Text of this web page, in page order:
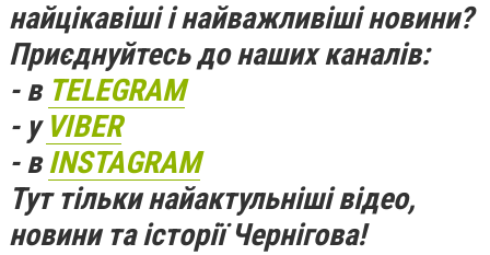
найцікавіші і найважливіші новини?
Приєднуйтесь до наших каналів:
- в TELEGRAM
- у VIBER
- вINSTAGRAM
Тут тільки найактульніші відео,
новини та історії Чернігова!